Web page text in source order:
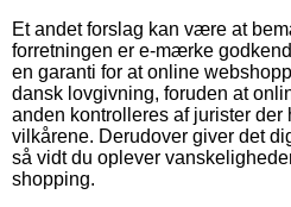
Et andet forslag kan være at
forretningen er e-mærke
en garanti for at online
dansk lovgivning, foruden at
anden kontrolleres af jurister der
vilkårene. Derudover giver det
så vidt du oplever
shopping.